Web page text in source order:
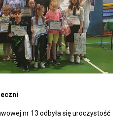
nr 13 odbyła się uroczystość